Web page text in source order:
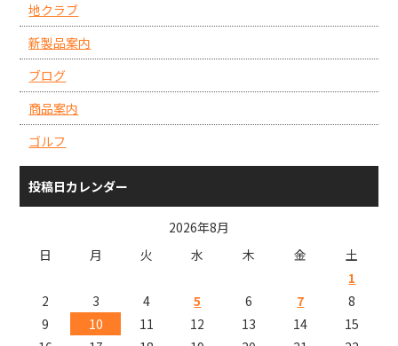
地クラブ
新製品案内
ブログ
商品案内
ゴルフ
投稿日カレンダー
2026年8月
日
月 火 水 木 金
土
1
2
3 4 5 6 7
8
9
10 11 12 13 14
15